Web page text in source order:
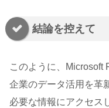
結論を控えて
このように、Microsoft
企業のデータ活用を革
必要な情報にアクセス